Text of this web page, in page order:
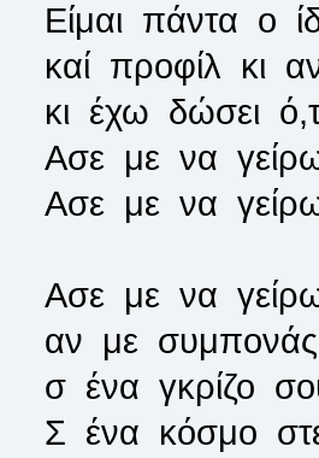
Είμαι πάντα ο
καί προφίλ κι
κι έχω δώσει
Ασε με να
Ασε με να
Ασε με να
αν με
σ ένα γκρίζο
Σ ένα κόσμο